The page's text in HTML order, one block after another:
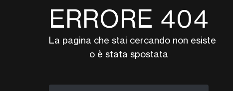
ERRORE 404
La pagina che stai cercando non esiste
o è stata spostata